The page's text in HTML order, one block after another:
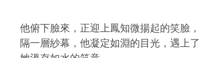
他俯下臉來，正迎上鳳知微揚起的笑臉，
隔一層紗幕，他凝定如淵的目光，遇上了